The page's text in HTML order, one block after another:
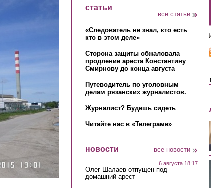
статьи
все статьи
«Следователь не знал, кто есть
кто в этом деле»
Сторона защиты обжаловала
продление ареста Константину
Смирнову до конца августа
Путеводитель по уголовным
делам рязанских журналистов.
Журналист? Будешь сидеть
Читайте нас в «Телеграме»
новости все новости
6 августа 18:17
Олег Шалаев отпущен под
домашний арест